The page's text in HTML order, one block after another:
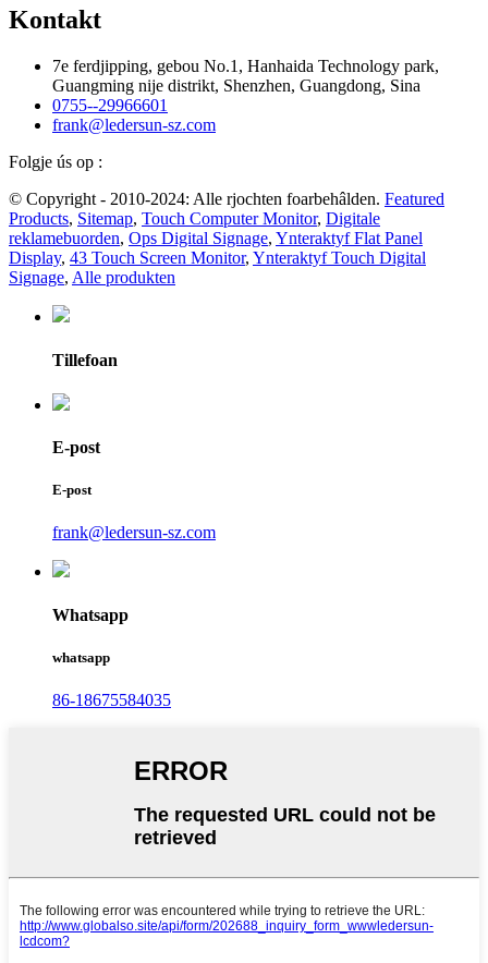
Kontakt
7e ferdjipping, gebou No.1, Hanhaida Technology park,
Guangming nije distrikt, Shenzhen, Guangdong, Sina
0755--29966601
frank@ledersun-sz.com
Folgje ús op :
© Copyright - 2010-2024: Alle rjochten foarbehâlden. Featured
Products, Sitemap, Touch Computer Monitor, Digitale
reklamebuorden, Ops Digital Signage, Ynteraktyf Flat Panel
Display, 43 Touch Screen Monitor, Ynteraktyf Touch Digital
Signage, Alle produkten
Tillefoan
E-post
E-post
frank@ledersun-sz.com
Whatsapp
whatsapp
86-18675584035